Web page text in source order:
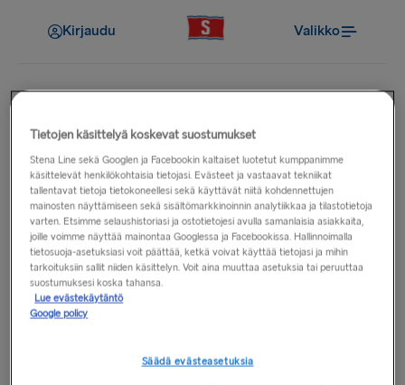
Kirjaudu Valikko
Satamassa
Mitkä ovat
lauttaterminaalienne
aukioloajat?
Lauttaterminaaliemme aukioloajat vaihtelevat satamittain.
Täydelliset tiedot saat valitsemalla haluamasi
Tietojen käsittelyä koskevat suostumukset
Stena Line sekä Googlen ja Facebookin kaltaiset luotetut kumppanimme
käsittelevät henkilökohtaisia tietojasi. Evästeet ja vastaavat tekniikat
tallentavat tietoja tietokoneellesi sekä käyttävät niitä kohdennettujen
mainosten näyttämiseen sekä sisältömarkkinoinnin analytiikkaa ja tilastotietoja
varten. Etsimme selaushistoriasi ja ostotietojesi avulla samanlaisia asiakkaita,
joille voimme näyttää mainontaa Googlessa ja Facebookissa. Hallinnoimalla
tietosuoja-asetuksiasi voit päättää, ketkä voivat käyttää tietojasi ja mihin
tarkoituksiin sallit niiden käsittelyn. Voit aina muuttaa asetuksia tai peruuttaa
suostumuksesi koska tahansa.
Lue evästekäytäntö
Google policy
Säädä evästeasetuksia